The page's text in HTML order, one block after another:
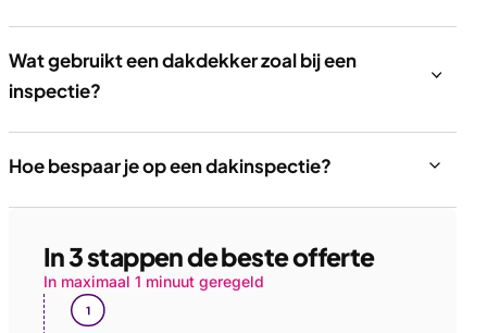
Wat gebruikt een dakdekker zoal bij een
inspectie?
Hoe bespaar je op een dakinspectie?
In 3 stappen de beste offerte
In maximaal 1 minuut geregeld